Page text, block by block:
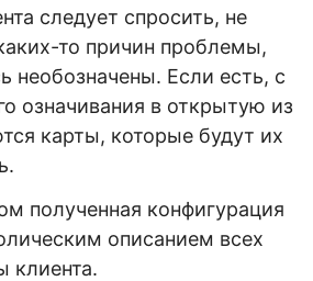
следует спросить, не
то причин проблемы,
необозначены. Если есть, с
означивания в открытую из
карты, которые будут их
полученная конфигурация
описанием всех
клиента.